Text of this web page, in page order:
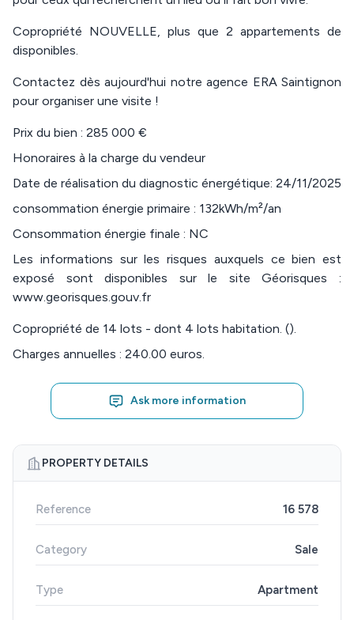
Copropriété NOUVELLE, plus que 2 appartements de
disponibles.
Contactez dès aujourd'hui notre agence ERA Saintignon
pour organiser une visite !
Prix du bien : 285 000 €
Honoraires à la charge du vendeur
Date de réalisation du diagnostic énergétique: 24/11/2025
consommation énergie primaire : 132kWh/m²/an
Consommation énergie finale : NC
Les informations sur les risques auxquels ce bien est
exposé sont disponibles sur le site Géorisques :
www.georisques.gouv.fr
Copropriété de 14 lots - dont 4 lots habitation. ().
Charges annuelles : 240.00 euros.
Ask more information
PROPERTY DETAILS
Reference 16 578
Category Sale
Type Apartment